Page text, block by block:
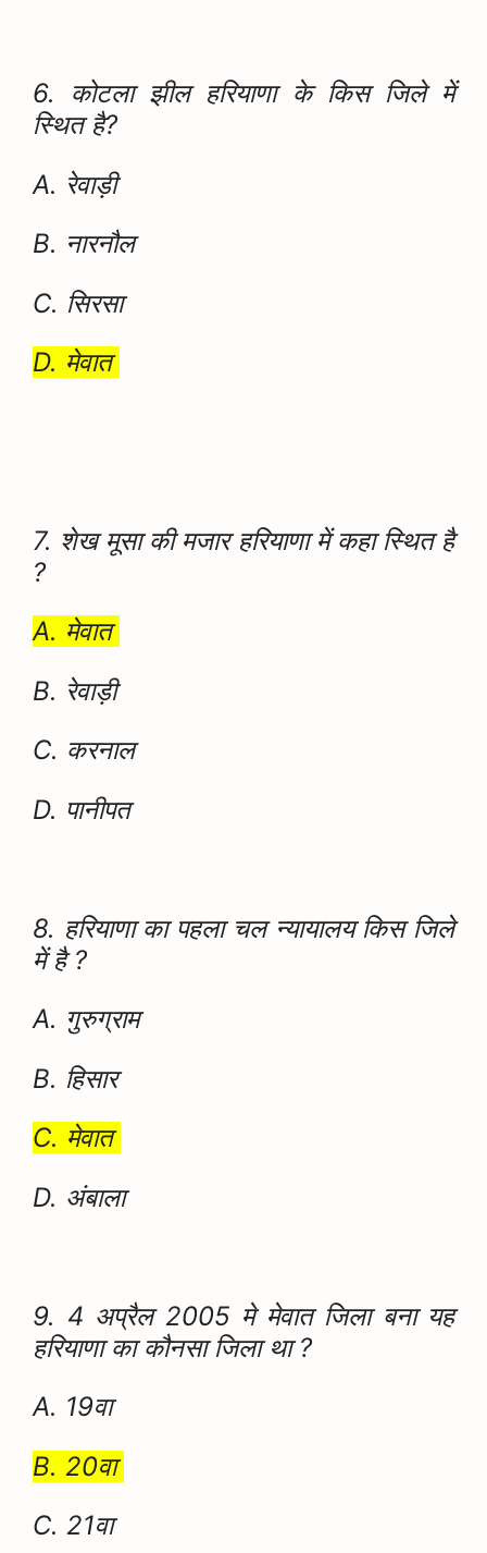
6. कोटला झील हरियाणा के किस जिले में
स्थित है?
A. रेवाड़ी
B. नारनौल
C. सिरसा
D. मेवात
7. शेख मूसा की मजार हरियाणा में कहा स्थित है
?
A. मेवात
B. रेवाड़ी
C. करनाल
D. पानीपत
8. हरियाणा का पहला चल न्यायालय किस जिले
में है ?
A. गुरुग्राम
B. हिसार
C. मेवात
D. अंबाला
9. 4 अप्रैल 2005 मे मेवात जिला बना यह
हरियाणा का कौनसा जिला था ?
A. 19वा
B. 20वा
C. 21वा